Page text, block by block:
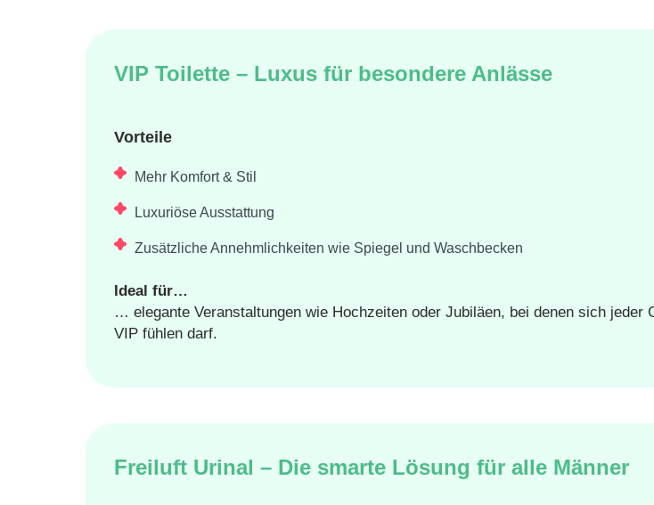
VIP Toilette – Luxus für besondere Anlässe
Vorteile
Mehr Komfort & Stil
Luxuriöse Ausstattung
Zusätzliche Annehmlichkeiten wie Spiegel und Waschbecken
Ideal für…
… elegante Veranstaltungen wie Hochzeiten oder Jubiläen, bei denen sich jeder
VIP fühlen darf.
Freiluft Urinal – Die smarte Lösung für alle Männer